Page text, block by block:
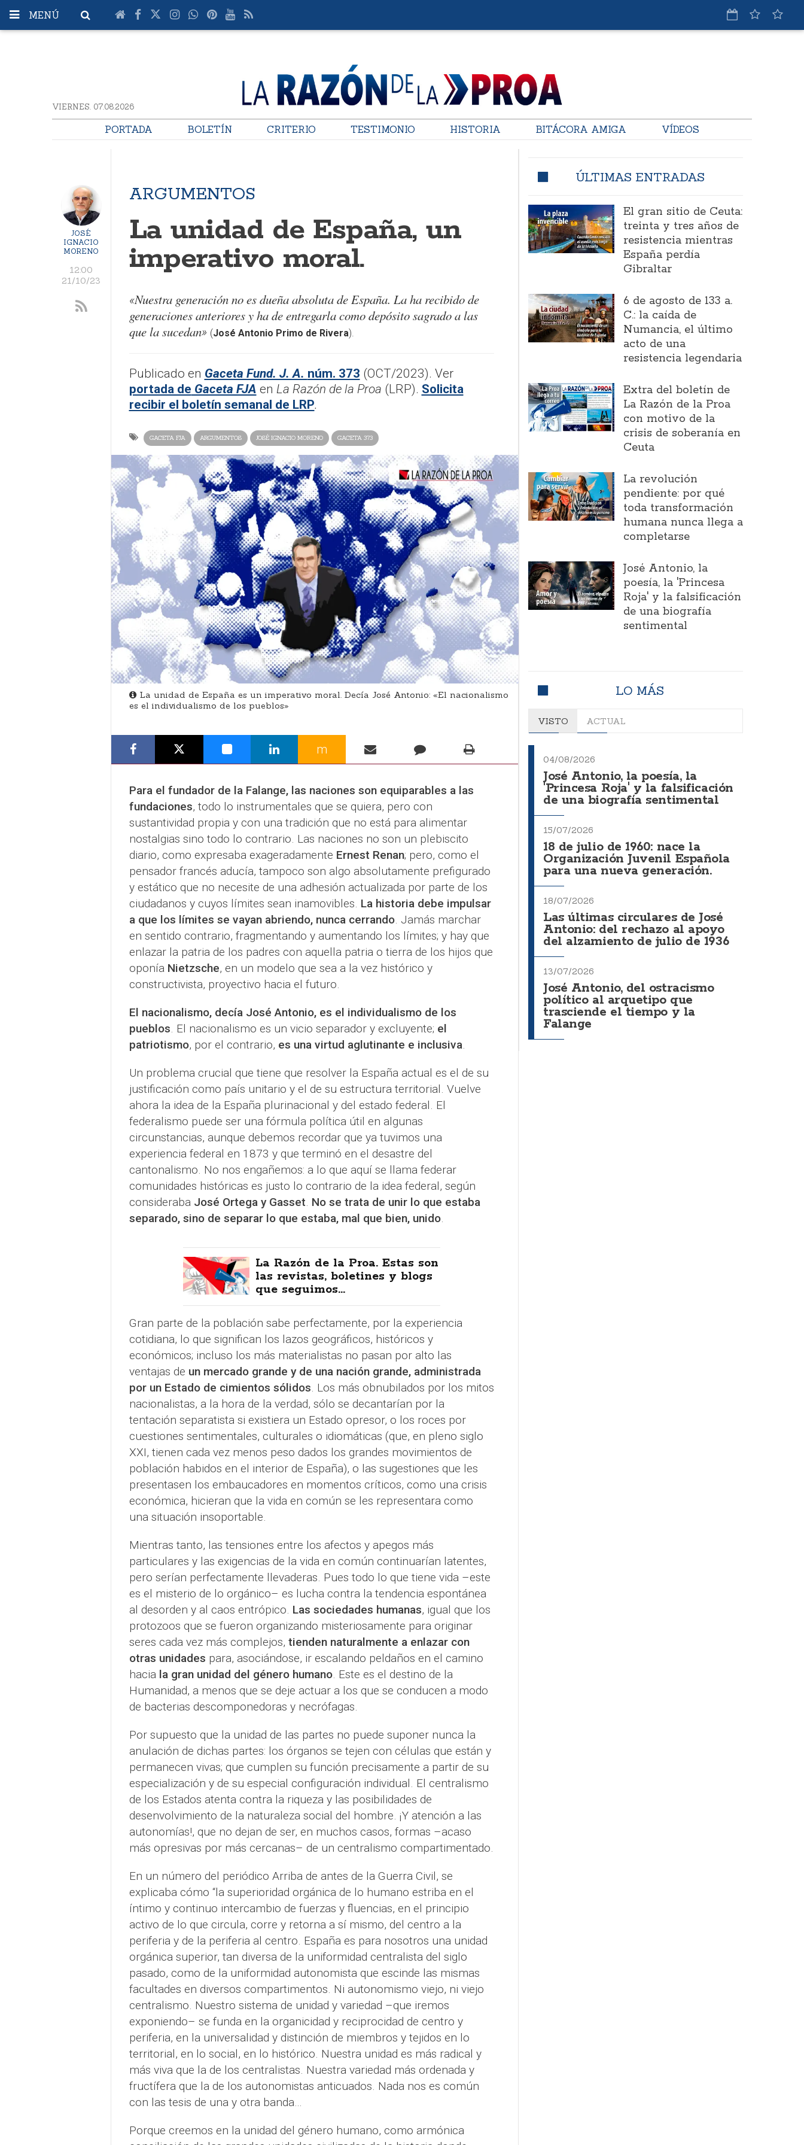
MENÚ
VIERNES. 07.08.2026
PORTADA BOLETÍN CRITERIO TESTIMONIO HISTORIA BITÁCORA AMIGA VÍDEOS
JOSÉ
IGNACIO
MORENO
12:00
21/10/23
ARGUMENTOS
La unidad de España, un
imperativo moral.
«Nuestra generación no es dueña absoluta de España. La ha recibido de
generaciones anteriores y ha de entregarla como depósito sagrado a las
que la sucedan» (José Antonio Primo de Rivera).
​Publicado en Gaceta Fund. J. A. núm. 373 (OCT/2023). Ver
portada de Gaceta FJA en La Razón de la Proa (LRP). Solicita
recibir el boletín semanal de LRP.
GACETA FJA ARGUMENTOS JOSÉ IGNACIO MORENO GACETA 373
La unidad de España es un imperativo moral. Decía José Antonio: «El nacionalismo
es el individualismo de los pueblos»
m
Para el fundador de la Falange, las naciones son equiparables a las
fundaciones, todo lo instrumentales que se quiera, pero con
sustantividad propia y con una tradición que no está para alimentar
nostalgias sino todo lo contrario. Las naciones no son un plebiscito
diario, como expresaba exageradamente Ernest Renan; pero, como el
pensador francés aducía, tampoco son algo absolutamente prefigurado
y estático que no necesite de una adhesión actualizada por parte de los
ciudadanos y cuyos límites sean inamovibles. La historia debe impulsar
a que los límites se vayan abriendo, nunca cerrando. Jamás marchar
en sentido contrario, fragmentando y aumentando los límites; y hay que
enlazar la patria de los padres con aquella patria o tierra de los hijos que
oponía Nietzsche, en un modelo que sea a la vez histórico y
constructivista, proyectivo hacia el futuro.
El nacionalismo, decía José Antonio, es el individualismo de los
pueblos. El nacionalismo es un vicio separador y excluyente; el
patriotismo, por el contrario, es una virtud aglutinante e inclusiva.
Un problema crucial que tiene que resolver la España actual es el de su
justificación como país unitario y el de su estructura territorial. Vuelve
ahora la idea de la España plurinacional y del estado federal. El
federalismo puede ser una fórmula política útil en algunas
circunstancias, aunque debemos recordar que ya tuvimos una
experiencia federal en 1873 y que terminó en el desastre del
cantonalismo. No nos engañemos: a lo que aquí se llama federar
comunidades históricas es justo lo contrario de la idea federal, según
consideraba José Ortega y Gasset. No se trata de unir lo que estaba
separado, sino de separar lo que estaba, mal que bien, unido.
La Razón de la Proa. Estas son
las revistas, boletines y blogs
que seguimos...
Gran parte de la población sabe perfectamente, por la experiencia
cotidiana, lo que significan los lazos geográficos, históricos y
económicos; incluso los más materialistas no pasan por alto las
ventajas de un mercado grande y de una nación grande, administrada
por un Estado de cimientos sólidos. Los más obnubilados por los mitos
nacionalistas, a la hora de la verdad, sólo se decantarían por la
tentación separatista si existiera un Estado opresor, o los roces por
cuestiones sentimentales, culturales o idiomáticas (que, en pleno siglo
XXI, tienen cada vez menos peso dados los grandes movimientos de
población habidos en el interior de España), o las sugestiones que les
presentasen los embaucadores en momentos críticos, como una crisis
económica, hicieran que la vida en común se les representara como
una situación insoportable.
Mientras tanto, las tensiones entre los afectos y apegos más
particulares y las exigencias de la vida en común continuarían latentes,
pero serían perfectamente llevaderas. Pues todo lo que tiene vida –este
es el misterio de lo orgánico– es lucha contra la tendencia espontánea
al desorden y al caos entrópico. Las sociedades humanas, igual que los
protozoos que se fueron organizando misteriosamente para originar
seres cada vez más complejos, tienden naturalmente a enlazar con
otras unidades para, asociándose, ir escalando peldaños en el camino
hacia la gran unidad del género humano. Este es el destino de la
Humanidad, a menos que se deje actuar a los que se conducen a modo
de bacterias descomponedoras y necrófagas.
Por supuesto que la unidad de las partes no puede suponer nunca la
anulación de dichas partes: los órganos se tejen con células que están y
permanecen vivas; que cumplen su función precisamente a partir de su
especialización y de su especial configuración individual. El centralismo
de los Estados atenta contra la riqueza y las posibilidades de
desenvolvimiento de la naturaleza social del hombre. ¡Y atención a las
autonomías!, que no dejan de ser, en muchos casos, formas –acaso
más opresivas por más cercanas– de un centralismo compartimentado.
En un número del periódico Arriba de antes de la Guerra Civil, se
explicaba cómo “la superioridad orgánica de lo humano estriba en el
íntimo y continuo intercambio de fuerzas y fluencias, en el principio
activo de lo que circula, corre y retorna a sí mismo, del centro a la
periferia y de la periferia al centro. España es para nosotros una unidad
orgánica superior, tan diversa de la uniformidad centralista del siglo
pasado, como de la uniformidad autonomista que escinde las mismas
facultades en diversos compartimentos. Ni autonomismo viejo, ni viejo
centralismo. Nuestro sistema de unidad y variedad –que iremos
exponiendo– se funda en la organicidad y reciprocidad de centro y
periferia, en la universalidad y distinción de miembros y tejidos en lo
territorial, en lo social, en lo histórico. Nuestra unidad es más radical y
más viva que la de los centralistas. Nuestra variedad más ordenada y
fructífera que la de los autonomistas anticuados. Nada nos es común
con las tesis de una y otra banda…
Porque creemos en la unidad del género humano, como armónica
ÚLTIMAS ENTRADAS
El gran sitio de Ceuta:
treinta y tres años de
resistencia mientras
España perdía
Gibraltar
6 de agosto de 133 a.
C.: la caída de
Numancia, el último
acto de una
resistencia legendaria
Extra del boletín de
La Razón de la Proa
con motivo de la
crisis de soberanía en
Ceuta
La revolución
pendiente: por qué
toda transformación
humana nunca llega a
completarse
José Antonio, la
poesía, la 'Princesa
Roja' y la falsificación
de una biografía
sentimental
LO MÁS
VISTO ACTUAL
04/08/2026
José Antonio, la poesía, la
'Princesa Roja' y la falsificación
de una biografía sentimental
15/07/2026
18 de julio de 1960: nace la
Organización Juvenil Española
para una nueva generación.
18/07/2026
Las últimas circulares de José
Antonio: del rechazo al apoyo
del alzamiento de julio de 1936
13/07/2026
José Antonio, del ostracismo
político al arquetipo que
trasciende el tiempo y la
Falange